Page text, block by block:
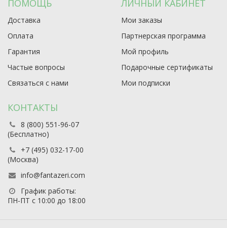
ПОМОЩЬ
Доставка
Оплата
Гарантия
Частые вопросы
Связаться с нами
ЛИЧНЫЙ КАБИНЕТ
Мои заказы
Партнерская программа
Мой профиль
Подарочные сертификаты
Мои подписки
КОНТАКТЫ
8 (800) 551-96-07
(Бесплатно)
+7 (495) 032-17-00
(Москва)
info@fantazeri.com
График работы:
ПН-ПТ с 10:00 до 18:00